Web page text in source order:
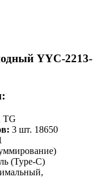
YYC-2213-
TG
3 шт. 18650
(Type-C)